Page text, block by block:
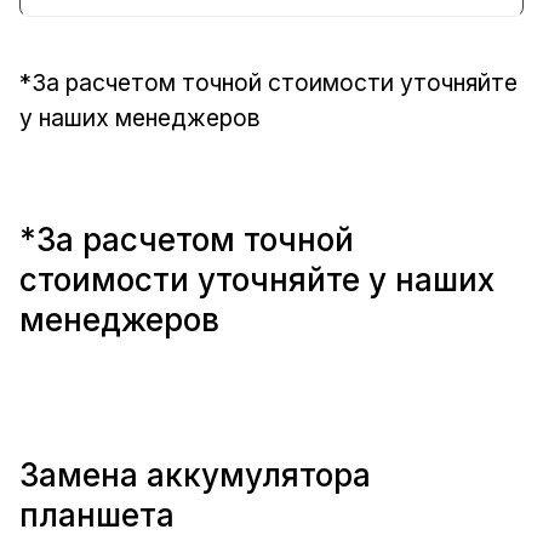
*За расчетом точной стоимости уточняйте
у наших менеджеров
*За расчетом точной
стоимости уточняйте у наших
менеджеров
Замена аккумулятора
планшета